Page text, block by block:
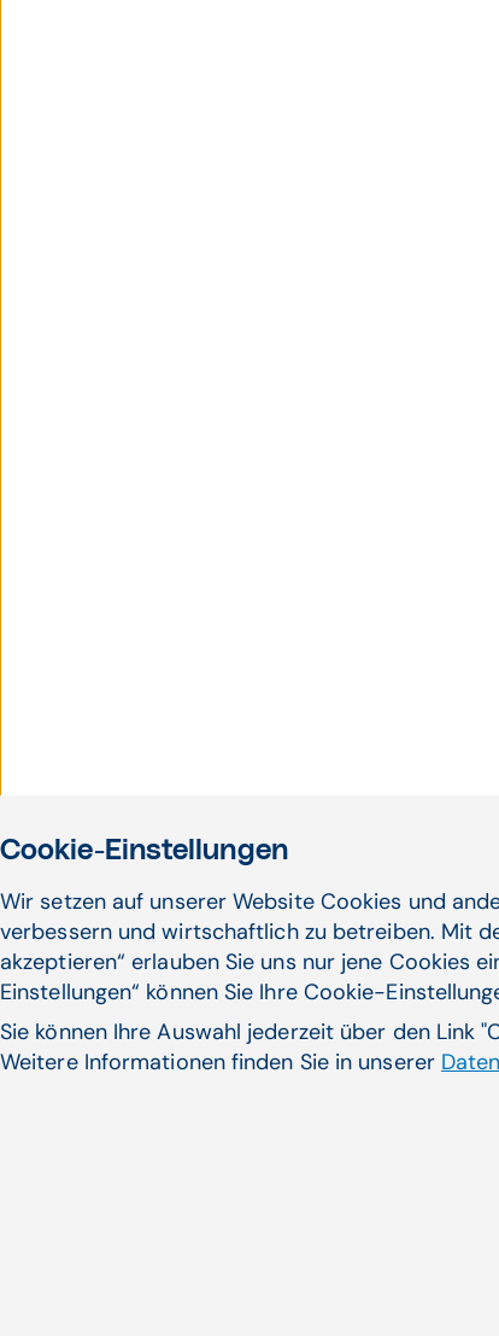
Cookie-Einstellungen
Wir setzen auf unserer Website Cookies und
verbessern und wirtschaftlich zu betreiben. Mit
akzeptieren“ erlauben Sie uns nur jene Cookies
Einstellungen“ können Sie Ihre Cookie-
Sie können Ihre Auswahl jederzeit über den Link
Weitere Informationen finden Sie in unserer